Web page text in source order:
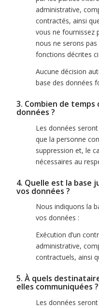
administrative,
contractés, ainsi
vous ne fournissez
nous ne serons
fonctions décrites
Aucune décision
base des données
3. Combien de
données ?
Les données
que la personne
suppression et, le
nécessaires au
4. Quelle est la base
vos données ?
Nous indiquons la
vos données :
Exécution d’un
administrative,
contractuels, ainsi
5. À quels
elles communiquées ?
Les données